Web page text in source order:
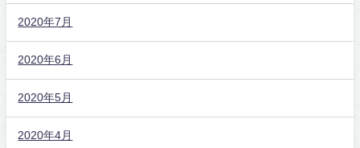
2020年7月
2020年6月
2020年5月
2020年4月